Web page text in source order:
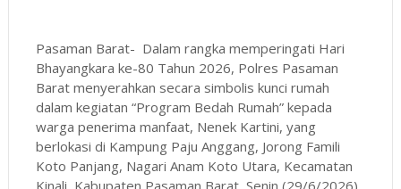
Pasaman Barat- Dalam rangka memperingati Hari
Bhayangkara ke-80 Tahun 2026, Polres Pasaman
Barat menyerahkan secara simbolis kunci rumah
dalam kegiatan “Program Bedah Rumah” kepada
warga penerima manfaat, Nenek Kartini, yang
berlokasi di Kampung Paju Anggang, Jorong Famili
Koto Panjang, Nagari Anam Koto Utara, Kecamatan
Kinali, Kabupaten Pasaman Barat, Senin (29/6/2026).